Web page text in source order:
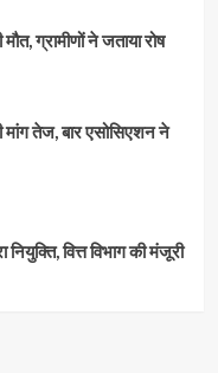
ग्रामीणों ने जताया रोष
तेज, बार एसोसिएशन ने
नियुक्ति, वित्त विभाग की मंजूरी